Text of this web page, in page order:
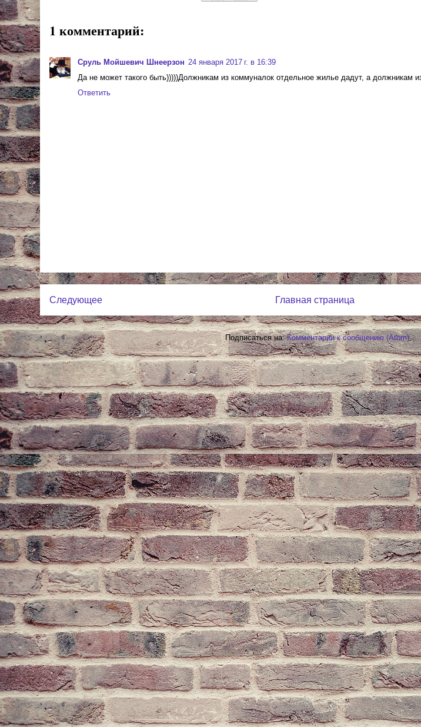
1 комментарий:
Сруль Мойшевич Шнеерзон 24 января 2017 г. в 16:39
Да не может такого быть)))))Должникам из коммуналок отдельное жилье дадут, а должникам
Ответить
Следующее Главная страница
Подписаться на:Комментарии к сообщению (Atom)